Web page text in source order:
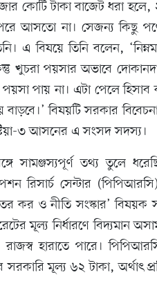
কোটি টাকা বাজেট ধরা
আসতো না। সেজন্য কিছু
এ বিষয়ে তিনি বলেন,
খুচরা পয়সার অভাবে
পায় না। এটা পেলে
বিষয়টি সরকার
৩ আসনের এ সংসদ সদস্য।
সামঞ্জস্যপূর্ণ তথ্য তুলে
রিসার্চ সেন্টার
কর ও নীতি সংস্কার’ বিষয়ক
মূল্য নির্ধারণে বিদ্যমান
হারাতে পারে।
সরকারি মূল্য ৬২ টাকা, অর্থাৎ